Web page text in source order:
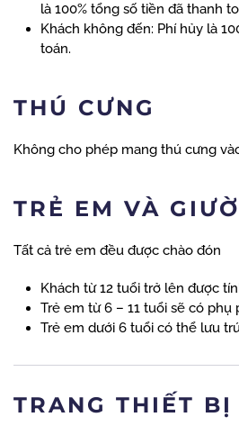
là 100% tổng số tiền đã thanh
Khách không đến: Phí hủy là
toán.
THÚ CƯNG
Không cho phép mang thú cưng
TRẺ EM VÀ
Tất cả trẻ em đều được chào đón
Khách từ 12 tuổi trở lên được
Trẻ em từ 6 – 11 tuổi sẽ có phụ
Trẻ em dưới 6 tuổi có thể lưu
TRANG THIẾT BỊ